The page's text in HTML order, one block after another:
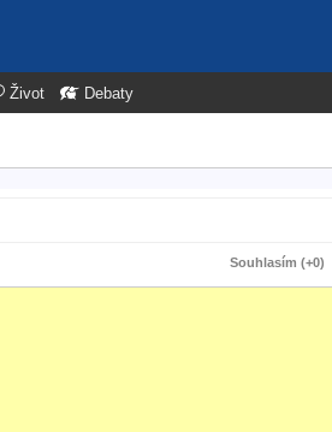
Život Debaty
Souhlasím (+0)